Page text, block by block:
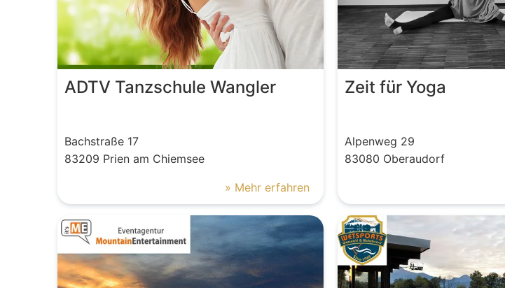
ADTV Tanzschule Wangler
Bachstraße 17
83209 Prien am Chiemsee
» Mehr erfahren
Zeit für Yoga
Alpenweg 29
83080 Oberaudorf